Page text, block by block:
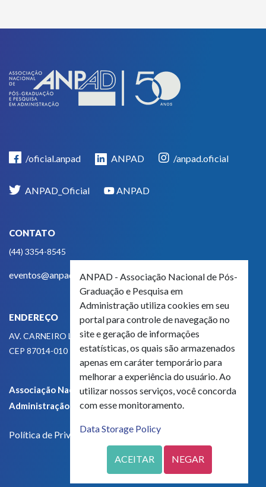
/oficial.anpad ANPAD /anpad.oficial
ANPAD_Oficial ANPAD
CONTATO
(44) 3354-8545
eventos@anpad.org.br
ENDEREÇO
AV. CARNEIRO LEÃO, 825
CEP 87014-010 - MARINGÁ, PR, BRASIL
Associação Nacional de Pós-Graduação e Pesquisa em
Administração - CNPJ 42.595.652/0001-66
Política de Privacidade
ANPAD - Associação Nacional de Pós-
Graduação e Pesquisa em
Administração utiliza cookies em seu
portal para controle de navegação no
site e geração de informações
estatísticas, os quais são armazenados
apenas em caráter temporário para
melhorar a experiência do usuário. Ao
utilizar nossos serviços, você concorda
com esse monitoramento.
Data Storage Policy
ACEITAR NEGAR